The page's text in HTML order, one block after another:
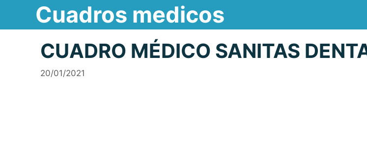
contenido
Cuadros medicos
CUADRO MÉDICO SANITAS
20/01/2021